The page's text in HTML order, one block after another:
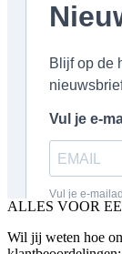
ALLES VOOR
Wil jij weten hoe